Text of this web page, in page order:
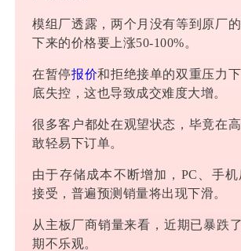
模组厂透露，两个月没有等到原厂
下来的价格要上涨50-100%。
在暂停报价和拒绝接单的双重压力下
底失控，这也导致成交难度大增。
很多客户都处在观望状态，毕竟在
敢轻易下订单。
由于存储成本不断增加，PC、手
接受，普遍预测销量将出现下滑。
从主板厂商销量来看，近期已暴跌
期不乐观。